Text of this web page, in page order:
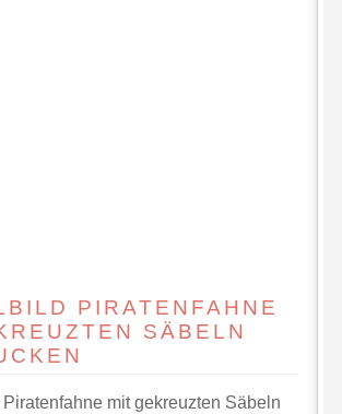
PIRATENFAHNE
SÄBELN
mit gekreuzten Säbeln